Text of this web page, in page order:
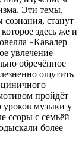
Эти темы,
станут
здесь же и
«Кавалер
увлечение
обречённое
ощутить
циничного
пройдёт
уроков музыки у
ссоры с семьёй
более